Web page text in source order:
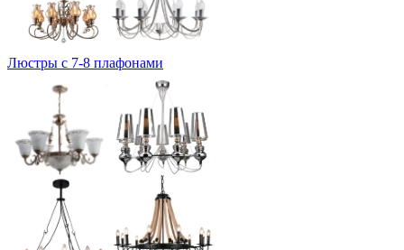
Люстры с 7-8 плафонами